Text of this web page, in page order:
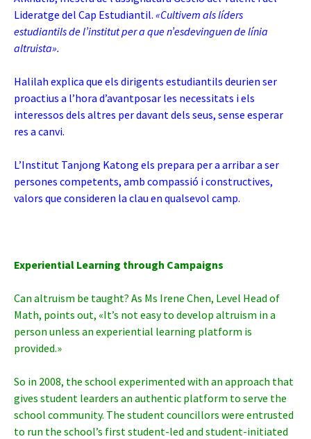
Lideratge del Cap Estudiantil. «Cultivem als líders
estudiantils de l’institut per a que n’esdevinguen de línia
altruista».
Halilah explica que els dirigents estudiantils deurien ser
proactius a l’hora d’avantposar les necessitats i els
interessos dels altres per davant dels seus, sense esperar
res a canvi.
L’Institut Tanjong Katong els prepara per a arribar a ser
persones competents, amb compassió i constructives,
valors que consideren la clau en qualsevol camp.
Experiential Learning through Campaigns
Can altruism be taught? As Ms Irene Chen, Level Head of
Math, points out, «It’s not easy to develop altruism in a
person unless an experiential learning platform is
provided.»
So in 2008, the school experimented with an approach that
gives student learders an authentic platform to serve the
school community. The student councillors were entrusted
to run the school’s first student-led and student-initiated